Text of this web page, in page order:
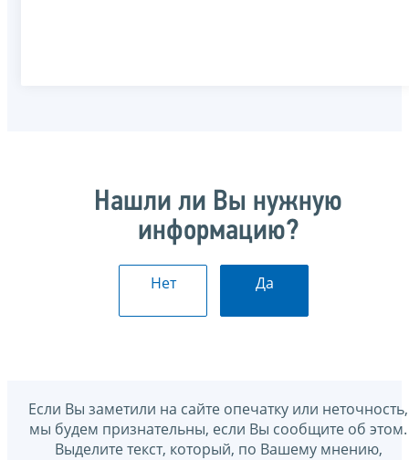
Нашли ли Вы нужную
информацию?
Нет Да
Если Вы заметили на сайте опечатку или неточность,
мы будем признательны, если Вы сообщите об этом.
Выделите текст, который, по Вашему мнению,